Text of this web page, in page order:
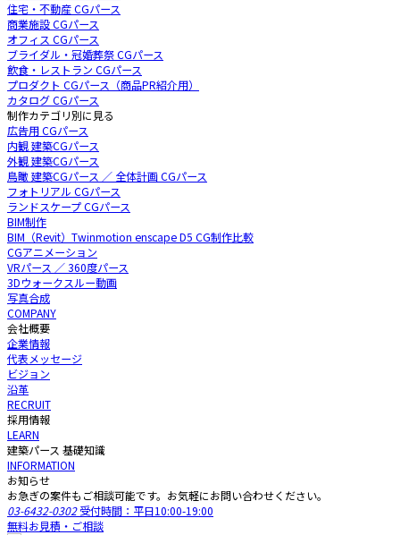
住宅・不動産 CGパース
商業施設 CGパース
オフィス CGパース
ブライダル・冠婚葬祭 CGパース
飲食・レストラン CGパース
プロダクト CGパース（商品PR紹介用）
カタログ CGパース
制作カテゴリ別に見る
広告用 CGパース
内観 建築CGパース
外観 建築CGパース
鳥瞰 建築CGパース ／ 全体計画 CGパース
フォトリアル CGパース
ランドスケープ CGパース
BIM制作
BIM（Revit）Twinmotion enscape D5 CG制作比較
CGアニメーション
VRパース ／ 360度パース
3Dウォークスルー動画
写真合成
COMPANY
会社概要
企業情報
代表メッセージ
ビジョン
沿革
RECRUIT
採用情報
LEARN
建築パース 基礎知識
INFORMATION
お知らせ
お急ぎの案件もご相談可能です。お気軽にお問い合わせください。
03-6432-0302 受付時間：平日10:00-19:00
無料お見積・ご相談